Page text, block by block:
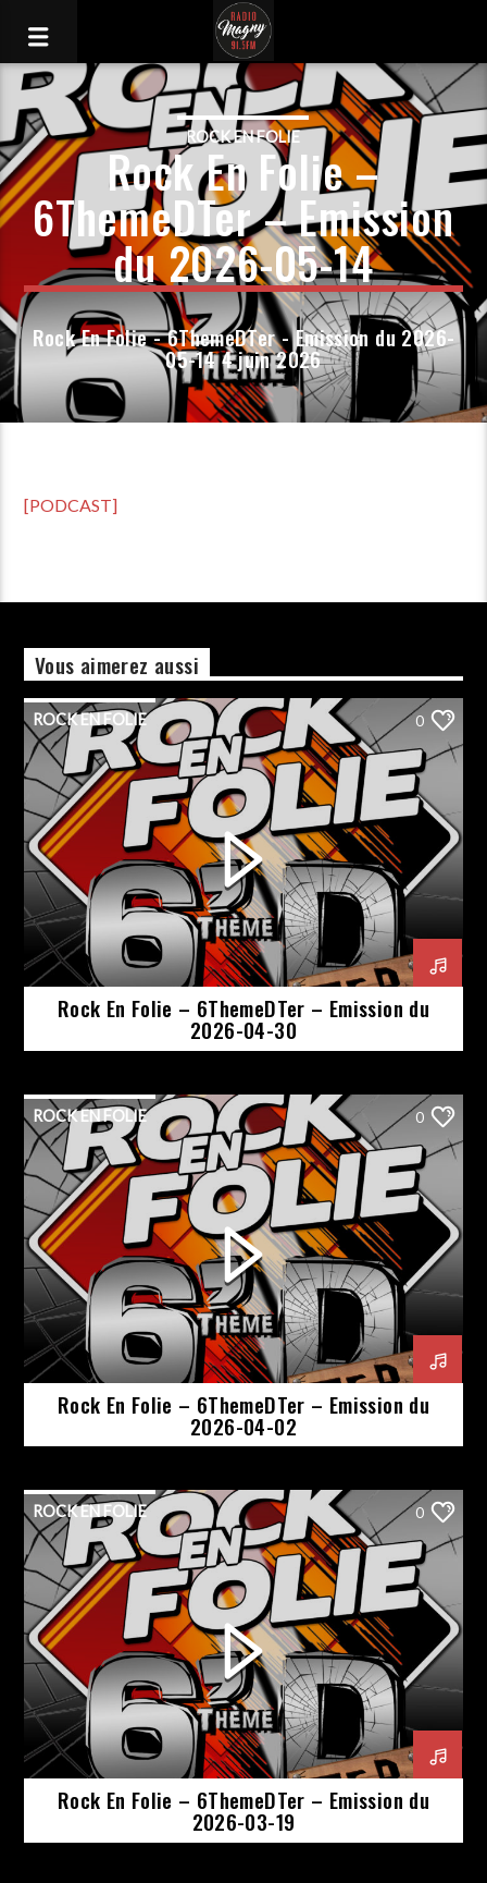
ROCK EN FOLIE
Rock En Folie –
6ThemeDTer – Emission
du 2026-05-14
Rock En Folie - 6ThemeDTer - Emission du 2026-
05-14 4 juin 2026
[PODCAST]
Vous aimerez aussi
ROCK EN FOLIE 0
Rock En Folie – 6ThemeDTer – Emission du
2026-04-30
ROCK EN FOLIE 0
Rock En Folie – 6ThemeDTer – Emission du
2026-04-02
ROCK EN FOLIE 0
Rock En Folie – 6ThemeDTer – Emission du
2026-03-19